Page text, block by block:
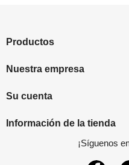
Productos
Nuestra empresa
Su cuenta
Información de la tienda
¡Síguenos